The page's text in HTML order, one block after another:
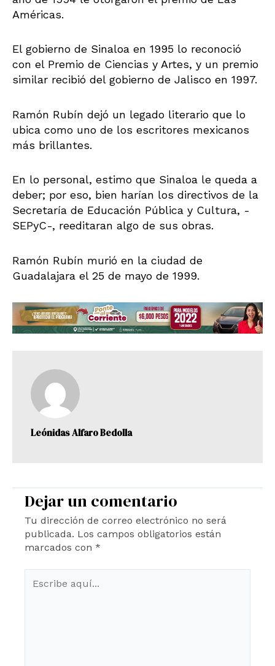
Américas.
El gobierno de Sinaloa en 1995 lo reconoció
con el Premio de Ciencias y Artes, y un premio
similar recibió del gobierno de Jalisco en 1997.
Ramón Rubín dejó un legado literario que lo
ubica como uno de los escritores mexicanos
más brillantes.
En lo personal, estimo que Sinaloa le queda a
deber; por eso, bien harían los directivos de la
Secretaría de Educación Pública y Cultura, -
SEPyC-, reeditaran algo de sus obras.
Ramón Rubín murió en la ciudad de
Guadalajara el 25 de mayo de 1999.
Leónidas Alfaro Bedolla
Dejar un comentario
Tu dirección de correo electrónico no será
publicada. Los campos obligatorios están
marcados con *
aquí...